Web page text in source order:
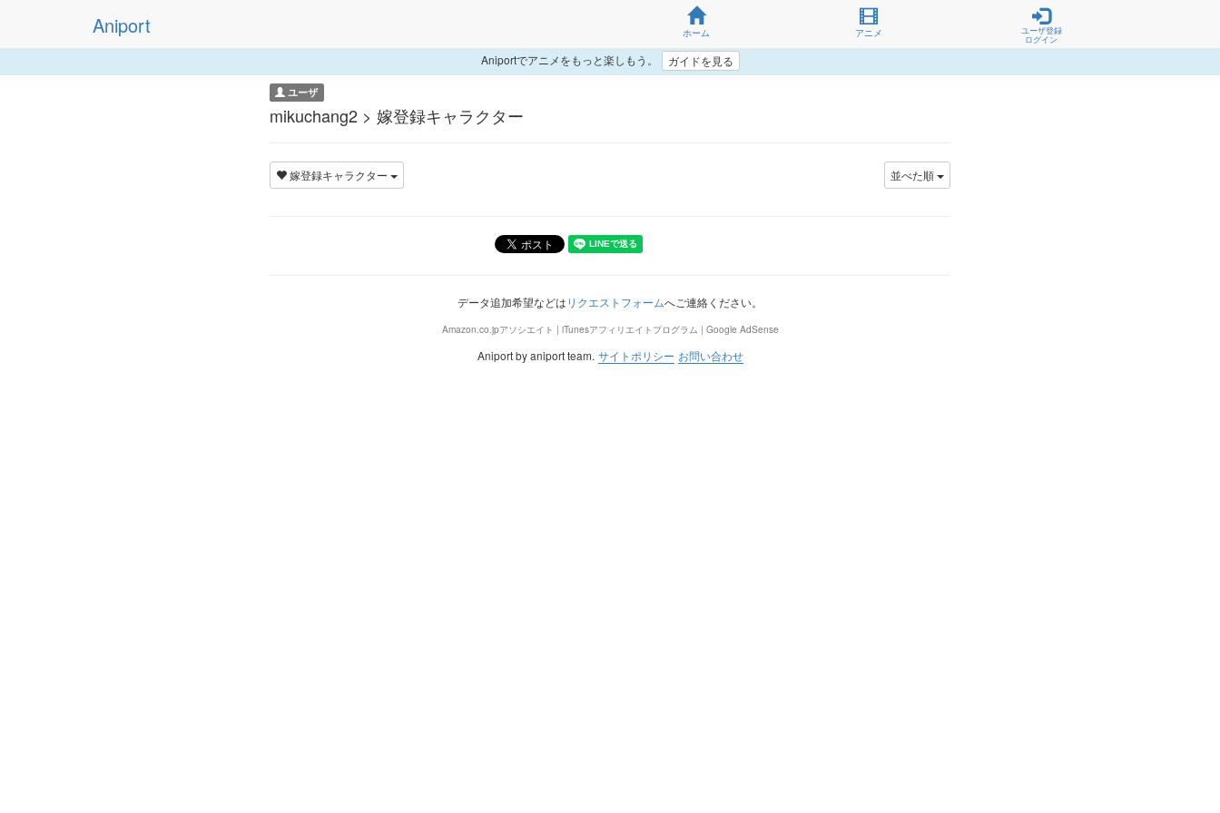
Aniport ホーム アニメ
ユーザ登録
ログイン
Aniportでアニメをもっと楽しもう。 ガイドを見る
ユーザ
mikuchang2 > 嫁登録キャラクター
嫁登録キャラクター 並べた順
データ追加希望などはリクエストフォームへご連絡ください。
Amazon.co.jpアソシエイト | iTunesアフィリエイトプログラム | Google AdSense
Aniport by aniport team. サイトポリシー お問い合わせ